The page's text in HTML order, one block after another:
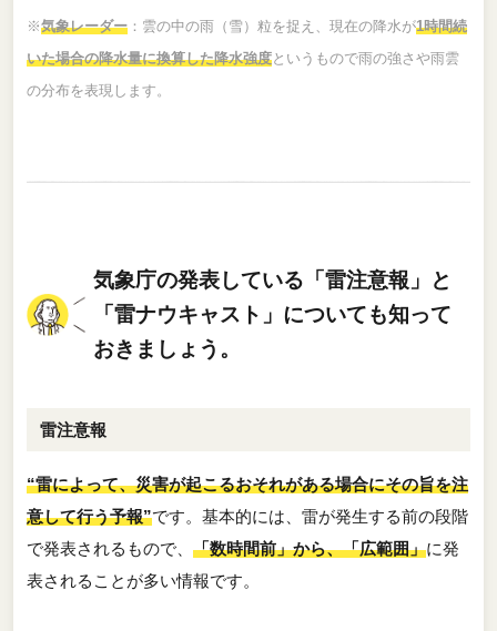
※気象レーダー：雲の中の雨（雪）粒を捉え、現在の降水が1時間続
いた場合の降水量に換算した降水強度というもので雨の強さや雨雲
の分布を表現します。
気象庁の発表している「雷注意報」と
「雷ナウキャスト」についても知って
おきましょう。
雷注意報
“雷によって、災害が起こるおそれがある場合にその旨を注
意して行う予報”です。基本的には、雷が発生する前の段階
で発表されるもので、 「数時間前」から、「広範囲」に発
表されることが多い情報です。